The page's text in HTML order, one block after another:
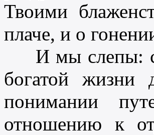
Твоими
плаче, и о
И мы слепы:
богатой жизни
понимании
отношению к